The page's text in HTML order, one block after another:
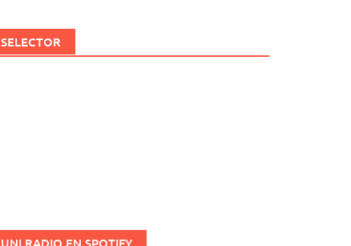
SELECTOR
UNI RADIO EN SPOTIFY